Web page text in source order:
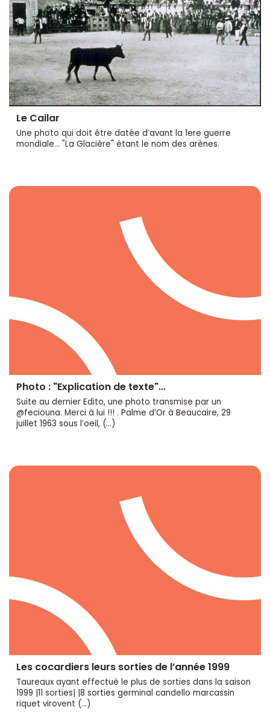
Le Cailar
Une photo qui doit être datée d’avant la 1ere guerre
mondiale... "La Glacière" étant le nom des arènes.
Photo : "Explication de texte"...
Suite au dernier Edito, une photo transmise par un
@feciouna. Merci à lui !!! . Palme d’Or à Beaucaire, 29
juillet 1963 sous l’oeil, (…)
Les cocardiers leurs sorties de l’année 1999
Taureaux ayant effectué le plus de sorties dans la saison
1999 |11 sorties| |8 sorties germinal candello marcassin
riquet virovent (…)